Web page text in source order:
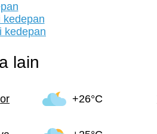
kedepan
kedepan
lain
+26°C